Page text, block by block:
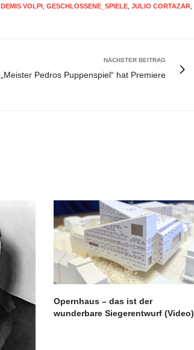
DEMIS VOLPI GESCHLOSSENE_SPIELE JULIO CORTAZAR
NÄCHSTER BEITRAG
„Meister Pedros Puppenspiel“ hat Premiere
Opernhaus – das ist der
wunderbare Siegerentwurf (Video)